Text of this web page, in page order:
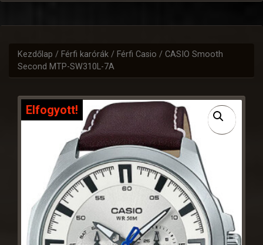
Kezdőlap / Férfi karórák / Férfi Casio / CASIO Smooth
Second MTP-SW310L-7A
Elfogyott!